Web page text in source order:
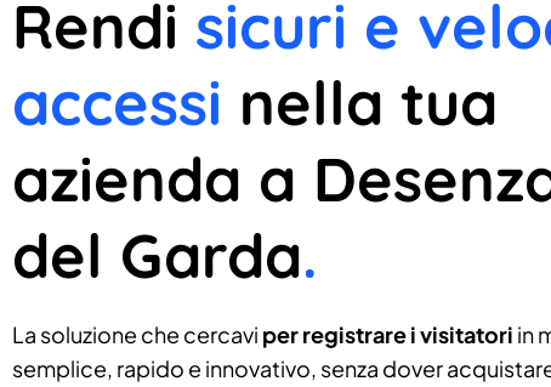
Rendi sicuri e
accessi nella tua
azienda a
del Garda.
La soluzione che cercavi per registrare i visitatori in
semplice, rapido e innovativo, senza dover